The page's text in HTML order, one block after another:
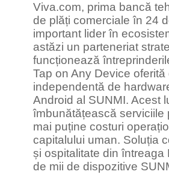
Viva.com, prima bancă
de plăți comerciale în 24
important lider în
astăzi un parteneriat
funcționează
Tap on Any Device
independentă de
Android al SUNMI. Acest
îmbunătățească serviciile
mai puține costuri
capitalului uman. Soluția
și ospitalitate din
de mii de dispozitive